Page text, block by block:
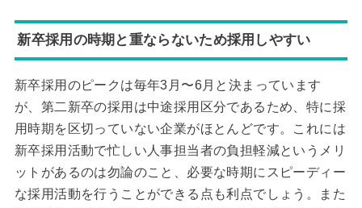
新卒採用の時期と重ならないため採用しやすい
新卒採用のピークは毎年3月〜6月と決まっています
が、第二新卒の採用は中途採用区分であるため、特に採
用時期を区切っていない企業がほとんどです。これには
新卒採用活動で忙しい人事担当者の負担軽減というメリ
ットがあるのは勿論のこと、必要な時期にスピーディー
な採用活動を行うことができる点も利点でしょう。また